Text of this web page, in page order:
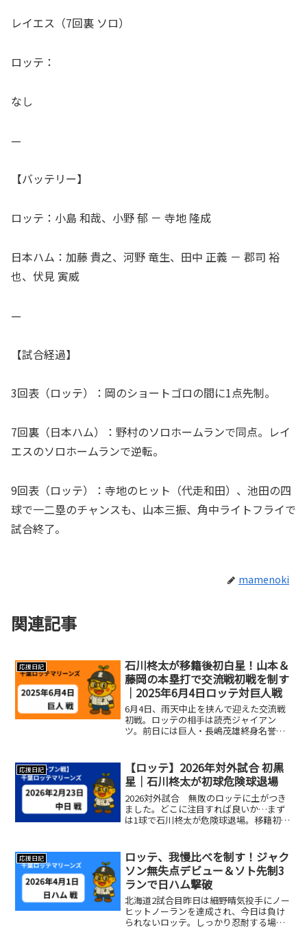
レイエス（7回裏 ソロ）
ロッテ：
なし
—
【バッテリー】
ロッテ：小島 和哉、小野 郁 － 寺地 隆成
日本ハム：加藤 貴之、河野 竜生、田中 正義 － 郡司 裕
也、伏見 寅威
—
【試合経過】
3回表（ロッテ）：岡のショートゴロの間に1点先制。
7回裏（日本ハム）：野村のソロホームランで同点。レイ
エスのソロホームランで逆転。
9回表（ロッテ）：寺地のヒット（代走和田）、池田の四
球で一二塁のチャンスも、山本三振、角中ライトフライで
試合終了。
mamenoki
関連記事
応援日記
石川柊太が移籍後初白星！山本＆
藤岡の本塁打で交流戦初戦を制す
｜2025年6月4日ロッテ対巨人戦
6月4日、雨天中止を挟んで迎えた交流戦
初戦。ロッテの相手は読売ジャイアン
ツ。前日には巨人・長嶋茂雄終身名誉監
チ陣の配置転換、一二軍の入れ替えもあ
り、連敗を止めたい一戦。...
応援日記
【ロッテ】2026年対外試合 初黒
星｜石川柊太が初球危険球退場
2026対外試合 無敗のロッテに土がつき
ました。どこに注目すれば良いか…まず
は1球で石川柊太が危険球退場。移籍初戦
ットこそあれ無得点。昨年どれだけ味わ
ったか完封負けです...
応援日記
ロッテ、我慢比べを制す！ジャク
ソン無失点デビュー＆ソト先制3
ランで日ハム撃破
北海道2試合目昨日は細野晴気投手にノー
ヒットノーランを達成され、今日は負け
られないロッテ。しっかり忍耐する場面